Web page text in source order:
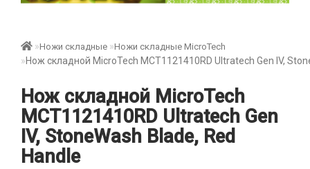
Ножи складные Ножи складные MicroTech
Нож складной MicroTech MCT1121410RD Ultratech Gen IV,
Нож складной MicroTech
MCT1121410RD Ultratech Gen
IV, StoneWash Blade, Red
Handle